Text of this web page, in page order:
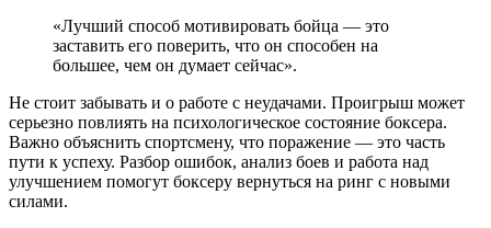
«Лучший способ мотивировать бойца — это
заставить его поверить, что он способен на
большее, чем он думает сейчас».
Не стоит забывать и о работе с неудачами. Проигрыш может
серьезно повлиять на психологическое состояние боксера.
Важно объяснить спортсмену, что поражение — это часть
пути к успеху. Разбор ошибок, анализ боев и работа над
улучшением помогут боксеру вернуться на ринг с новыми
силами.